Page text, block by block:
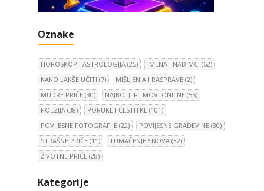
Oznake
HOROSKOP I ASTROLOGIJA (25) IMENA I NADIMCI (62)
KAKO LAKŠE UČITI (7) MIŠLJENJA I RASPRAVE (2)
MUDRE PRIČE (30) NAJBOLJI FILMOVI ONLINE (55)
POEZIJA (38) PORUKE I ČESTITKE (101)
POVIJESNE FOTOGRAFIJE (22) POVIJESNE GRAĐEVINE (30)
STRAŠNE PRIČE (11) TUMAČENJE SNOVA (32)
ŽIVOTNE PRIČE (28)
Kategorije